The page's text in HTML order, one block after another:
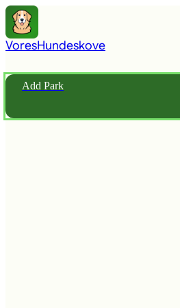
VoresHundeskove
Add Park